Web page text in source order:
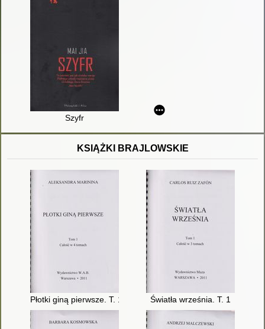
Szyfr
KSIĄŻKI BRAJLOWSKIE
Płotki giną pierwsze. T. 1 Światła września. T. 1